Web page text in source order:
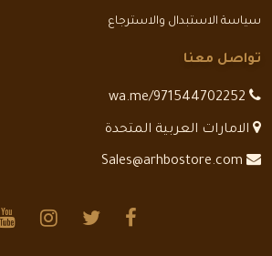
سياسة الاستبدال والاسترجاع
تواصل معنا
الامارات العربية المتحدة